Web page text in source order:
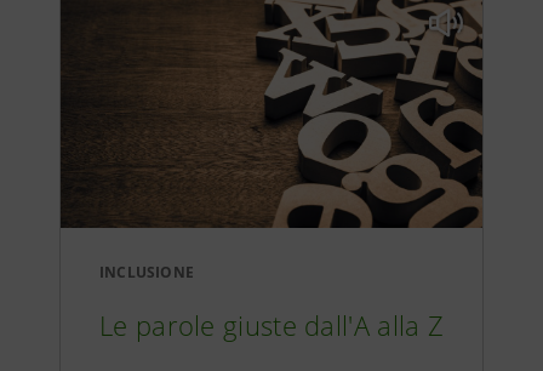
INCLUSIONE
Le parole giuste dall'A alla Z